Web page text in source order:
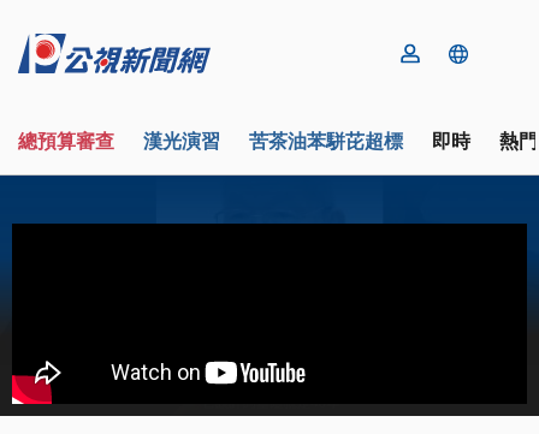
總預算審查 漢光演習 苦茶油苯駢芘超標 即時 熱